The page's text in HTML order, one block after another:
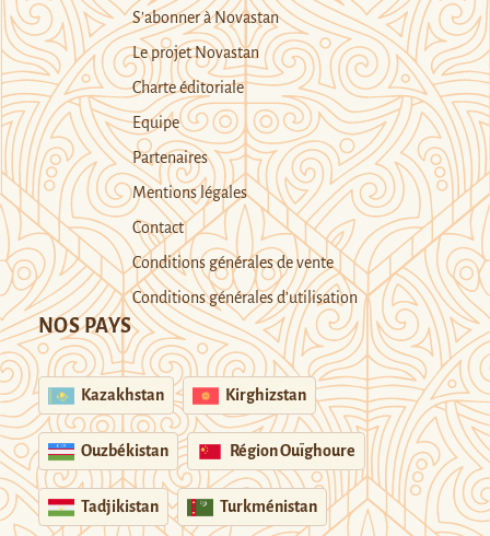
S’abonner à Novastan
Le projet Novastan
Charte éditoriale
Equipe
Partenaires
Mentions légales
Contact
Conditions générales de vente
Conditions générales d’utilisation
NOS PAYS
Kazakhstan Kirghizstan
Ouzbékistan Région Ouïghoure
Tadjikistan Turkménistan